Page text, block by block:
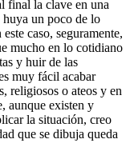
final la clave en una
huya un poco de lo
caso, seguramente,
mucho en lo cotidiano
y huir de las
muy fácil acabar
religiosos o ateos y en
aunque existen y
la situación, creo
que se dibuja queda